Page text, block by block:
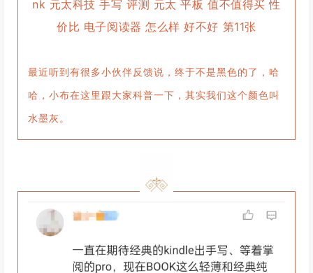
最近听到有很多小伙伴反馈说，终于不是黑色的了，哈
哈，小布在这里跟大家科普一下，其实我们这个颜色叫
水墨灰。